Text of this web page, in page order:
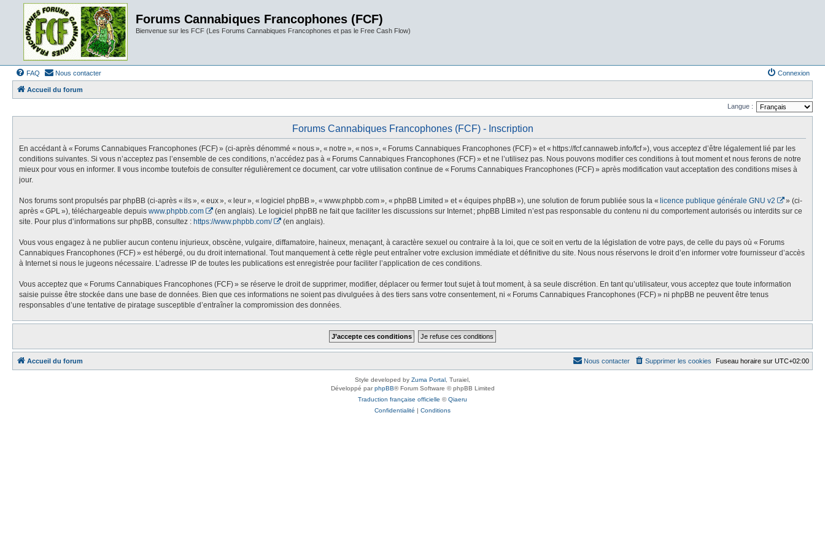
Forums Cannabiques Francophones (FCF)
Bienvenue sur les FCF (Les Forums Cannabiques Francophones et pas le Free Cash Flow)
FAQ Nous contacter Connexion
Accueil du forum
Langue :
Forums Cannabiques Francophones (FCF) - Inscription
En accédant à « Forums Cannabiques Francophones (FCF) » (ci-après dénommé « nous », « notre », « nos », « Forums Cannabiques Francophones (FCF) » et « https://fcf.cannaweb.info/fcf »), vous acceptez d’être légalement lié par les
conditions suivantes. Si vous n’acceptez pas l’ensemble de ces conditions, n’accédez pas à « Forums Cannabiques Francophones (FCF) » et ne l’utilisez pas. Nous pouvons modifier ces conditions à tout moment et nous ferons de notre
mieux pour vous en informer. Il vous incombe toutefois de consulter régulièrement ce document, car votre utilisation continue de « Forums Cannabiques Francophones (FCF) » après modification vaut acceptation des conditions mises à
jour.
Nos forums sont propulsés par phpBB (ci-après « ils », « eux », « leur », « logiciel phpBB », « www.phpbb.com », « phpBB Limited » et « équipes phpBB »), une solution de forum publiée sous la « licence publique générale GNU v2
» (ci-
après « GPL »), téléchargeable depuis www.phpbb.com
(en anglais). Le logiciel phpBB ne fait que faciliter les discussions sur Internet ; phpBB Limited n’est pas responsable du contenu ni du comportement autorisés ou interdits sur ce
site. Pour plus d’informations sur phpBB, consultez : https://www.phpbb.com/ (en anglais).
Vous vous engagez à ne publier aucun contenu injurieux, obscène, vulgaire, diffamatoire, haineux, menaçant, à caractère sexuel ou contraire à la loi, que ce soit en vertu de la législation de votre pays, de celle du pays où « Forums
Cannabiques Francophones (FCF) » est hébergé, ou du droit international. Tout manquement à cette règle peut entraîner votre exclusion immédiate et définitive du site. Nous nous réservons le droit d’en informer votre fournisseur d’accès
à Internet si nous le jugeons nécessaire. L’adresse IP de toutes les publications est enregistrée pour faciliter l’application de ces conditions.
Vous acceptez que « Forums Cannabiques Francophones (FCF) » se réserve le droit de supprimer, modifier, déplacer ou fermer tout sujet à tout moment, à sa seule discrétion. En tant qu’utilisateur, vous acceptez que toute information
saisie puisse être stockée dans une base de données. Bien que ces informations ne soient pas divulguées à des tiers sans votre consentement, ni « Forums Cannabiques Francophones (FCF) » ni phpBB ne peuvent être tenus
responsables d’une tentative de piratage susceptible d’entraîner la compromission des données.
Accueil du forum Fuseau horaire sur UTC+02:00
Supprimer les cookies
Nous contacter
Style developed by Zuma Portal , Turaiel,
Développé parphpBB® Forum Software © phpBB Limited
Traduction française officielle ©Qiaeru
Confidentialité
Conditions